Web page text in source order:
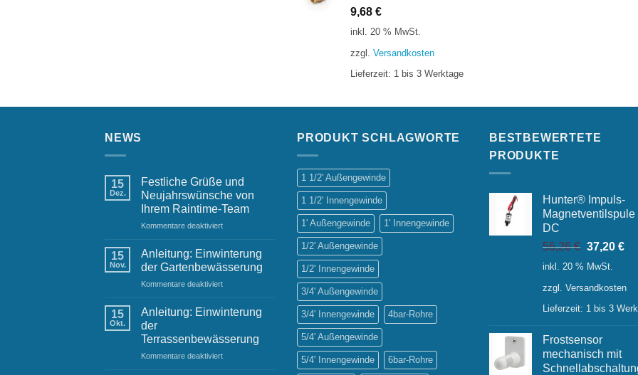
9,68 €
inkl. 20 % MwSt.
zzgl. Versandkosten
Lieferzeit: 1 bis 3 Werktage
NEWS
15
Dez.
Festliche Grüße und
Neujahrswünsche von
Ihrem Raintime-Team
Kommentare deaktiviertfür
Grüße
Neujahrswünsche
von
Raintime-
15
Nov.
Anleitung: Einwinterung
der Gartenbewässerung
Kommentare deaktiviertfür
Einwinterung
15
Okt.
Anleitung: Einwinterung
der
Terrassenbewässerung
Kommentare deaktiviertfür
PRODUKT SCHLAGWORTE
1 1/2' Außengewinde
1 1/2' Innengewinde
1' Außengewinde 1' Innengewinde
1/2' Außengewinde
1/2' Innengewinde
3/4' Außengewinde
3/4' Innengewinde 4bar-Rohre
5/4' Außengewinde
5/4' Innengewinde 6bar-Rohre
BESTBEWERTETE
PRODUKTE
Hunter® Impuls-
Magnetventilspule
DC
56,26€
Preis
56,26 €
37,20 €
inkl. 20 % MwSt.
zzgl. Versandkosten
Lieferzeit: 1 bis 3
Frostsensor
mechanisch mit